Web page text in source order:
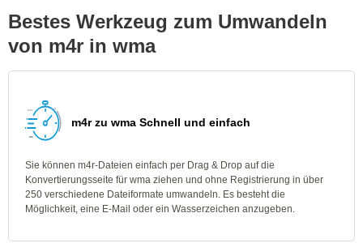
Bestes Werkzeug zum Umwandeln
von m4r in wma
m4r zu wma Schnell und einfach
Sie können m4r-Dateien einfach per Drag & Drop auf die
Konvertierungsseite für wma ziehen und ohne Registrierung in über
250 verschiedene Dateiformate umwandeln. Es besteht die
Möglichkeit, eine E-Mail oder ein Wasserzeichen anzugeben.